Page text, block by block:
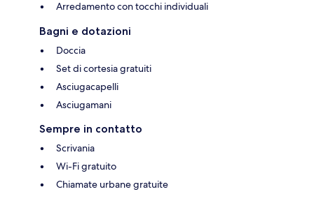
Arredamento con tocchi individuali
Bagni e dotazioni
Doccia
Set di cortesia gratuiti
Asciugacapelli
Asciugamani
Sempre in contatto
Scrivania
Wi-Fi gratuito
Chiamate urbane gratuite